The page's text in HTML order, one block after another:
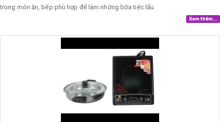
trong món ăn, bếp phù hợp để làm những bữa tiệc lẩu.
Xem thêm...